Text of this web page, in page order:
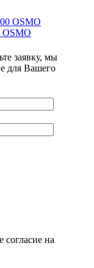
OSMO
заявку, мы
для Вашего
на